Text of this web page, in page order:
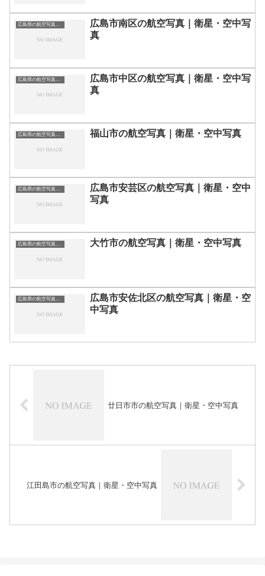
広島市南区の航空写真｜衛星・空中写
真
広島市中区の航空写真｜衛星・空中写
真
福山市の航空写真｜衛星・空中写真
広島県の航空写真・空中写真
広島市安芸区の航空写真｜衛星・空中
写真
広島県の航空写真・空中写真 大竹市の航空写真｜衛星・空中写真
広島県の航空写真・空中写真
広島市安佐北区の航空写真｜衛星・空
中写真
廿日市市の航空写真｜衛星・空中写真
江田島市の航空写真｜衛星・空中写真